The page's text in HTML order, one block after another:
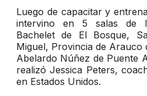
Luego de capacitar y
intervino en 5 salas de
Bachelet de El Bosque,
Miguel, Provincia de Arauco
Abelardo Núñez de Puente
realizó Jessica Peters,
en Estados Unidos.